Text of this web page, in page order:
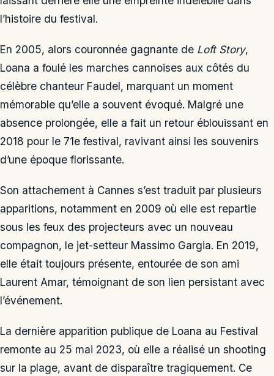
l’histoire du festival.
En 2005, alors couronnée gagnante de Loft Story,
Loana a foulé les marches cannoises aux côtés du
célèbre chanteur Faudel, marquant un moment
mémorable qu’elle a souvent évoqué. Malgré une
absence prolongée, elle a fait un retour éblouissant en
2018 pour le 71e festival, ravivant ainsi les souvenirs
d’une époque florissante.
Son attachement à Cannes s’est traduit par plusieurs
apparitions, notamment en 2009 où elle est repartie
sous les feux des projecteurs avec un nouveau
compagnon, le jet-setteur Massimo Gargia. En 2019,
elle était toujours présente, entourée de son ami
Laurent Amar, témoignant de son lien persistant avec
l’événement.
La dernière apparition publique de Loana au Festival
remonte au 25 mai 2023, où elle a réalisé un shooting
sur la plage, avant de disparaître tragiquement. Ce